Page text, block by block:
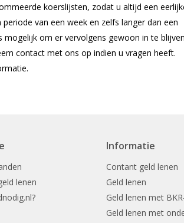
koerslijsten, zodat u altijd een
van een week en zelfs langer dan een
mogelijk om er vervolgens gewoon in te blijven
contact met ons op indien u vragen heeft.
lenen
Informatie
Contant geld lenen
Geld lenen
Geld lenen met
Geld lenen met